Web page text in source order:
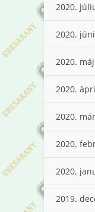
2020.
2020.
2020.
2020.
2020.
2020.
2020.
2019.